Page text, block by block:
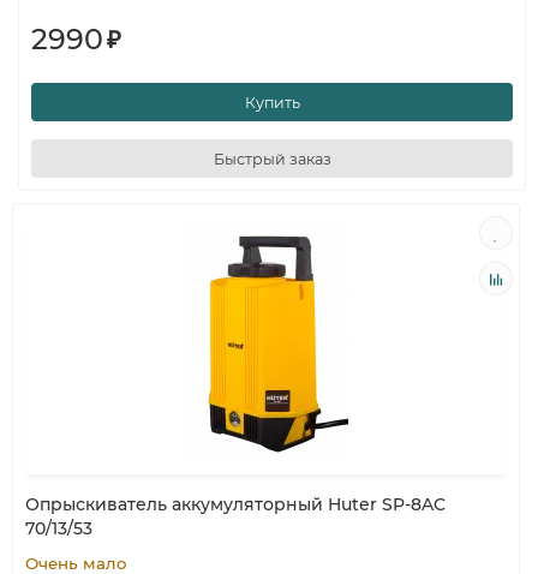
2990₽
Купить
Быстрый заказ
Опрыскиватель аккумуляторный Huter SP-8AC
70/13/53
Очень мало